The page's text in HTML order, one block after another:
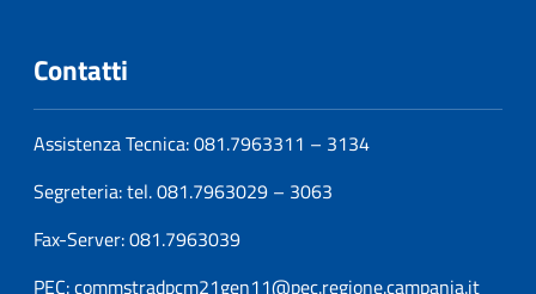
Contatti
Assistenza Tecnica: 081.7963311 – 3134
Segreteria: tel. 081.7963029 – 3063
Fax-Server: 081.7963039
PEC:commstradpcm21gen11@pec.regione.campania.it